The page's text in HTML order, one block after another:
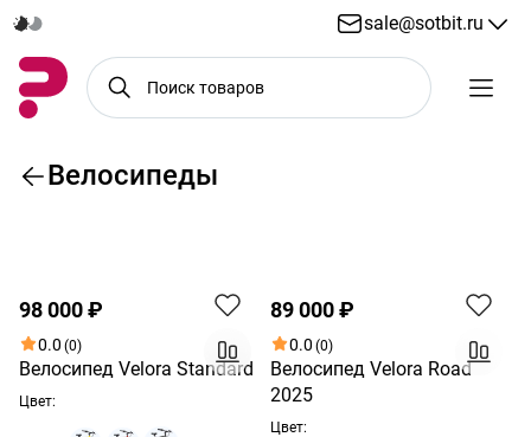
sale@sotbit.ru
Велосипеды
98 000 ₽
0.0 (0)
Велосипед Velora Standard
Цвет:
89 000 ₽
0.0 (0)
Велосипед Velora Road
2025
Цвет: